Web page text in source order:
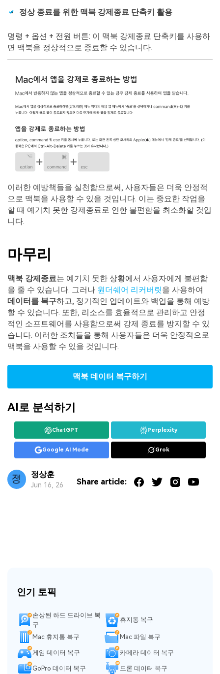
정상 종료를 위한 맥북 강제종료 단축키 활용
명령 + 옵션 + 전원 버튼: 이 맥북 강제종료 단축키를 사용하
면 맥북을 정상적으로 종료할 수 있습니다.
이러한 예방책들을 실천함으로써, 사용자들은 더욱 안정적
으로 맥북을 사용할 수 있을 것입니다. 이는 중요한 작업을
할 때 예기치 못한 강제종료로 인한 불편함을 최소화할 것입
니다.
마무리
맥북 강제종료는 예기치 못한 상황에서 사용자에게 불편함
을 줄 수 있습니다. 그러나 원더쉐어 리커버릿을 사용하여
데이터를 복구하고, 정기적인 업데이트와 백업을 통해 예방
할 수 있습니다. 또한, 리소스를 효율적으로 관리하고 안정
적인 소프트웨어를 사용함으로써 강제 종료를 방지할 수 있
습니다. 이러한 조치들을 통해 사용자들은 더욱 안정적으로
맥북을 사용할 수 있을 것입니다.
맥북 데이터 복구하기
AI로 분석하기
ChatGPT Perplexity
Google AI Mode Grok
정상훈
Jun 16, 26 Share article:
인기 토픽
손상된 하드 드라이브 복
구
휴지통 복구
Mac 휴지통 복구 Mac 파일 복구
게임 데이터 복구 카메라 데이터 복구
GoPro 데이터 복구 드론 데이터 복구